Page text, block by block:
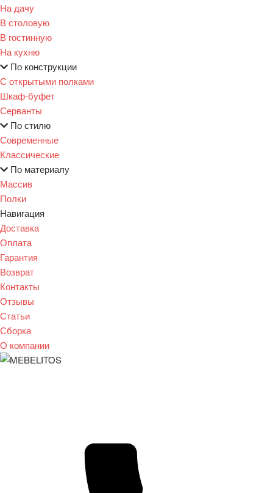
На дачу
В столовую
В гостинную
На кухню
По конструкции
С открытыми полками
Шкаф-буфет
Серванты
По стилю
Современные
Классические
По материалу
Массив
Полки
Навигация
Доставка
Оплата
Гарантия
Возврат
Контакты
Отзывы
Статьи
Сборка
О компании